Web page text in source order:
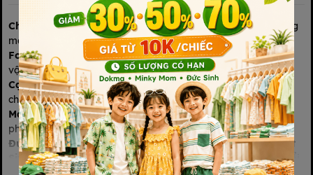
Chất liệu da cá (cotton da cá) co giãn tốt, mềm mịn, thoáng
mát – rất phù hợp ngày hè nóng nực
Form quần ngố (short) rộng rãi, tạo sự dễ chịu tối đa khi bé
vận động hay chơi đùa
Cạp chun co giãn nhẹ, không hằn bụng, dễ mặc - dễ tháo
cho cả bé sơ sinh đến lớn
Màu sắc đơn giản, dễ phối, phù hợp bé trai năng động (có
phiên bản xanh lá, cam, xám…)
Đường may chắc chắn, bền đẹp, giữ form sau nhiều lần giặt
Size đa dạng (2T–6T)– phù hợp cho bé từ 2 đến khoảng 6 tuổi